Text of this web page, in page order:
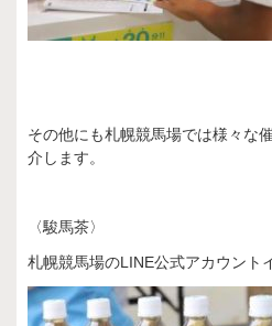
その他にも札幌競馬場では様々な
介します。
〈駿馬茶〉
札幌競馬場のLINE公式アカウント